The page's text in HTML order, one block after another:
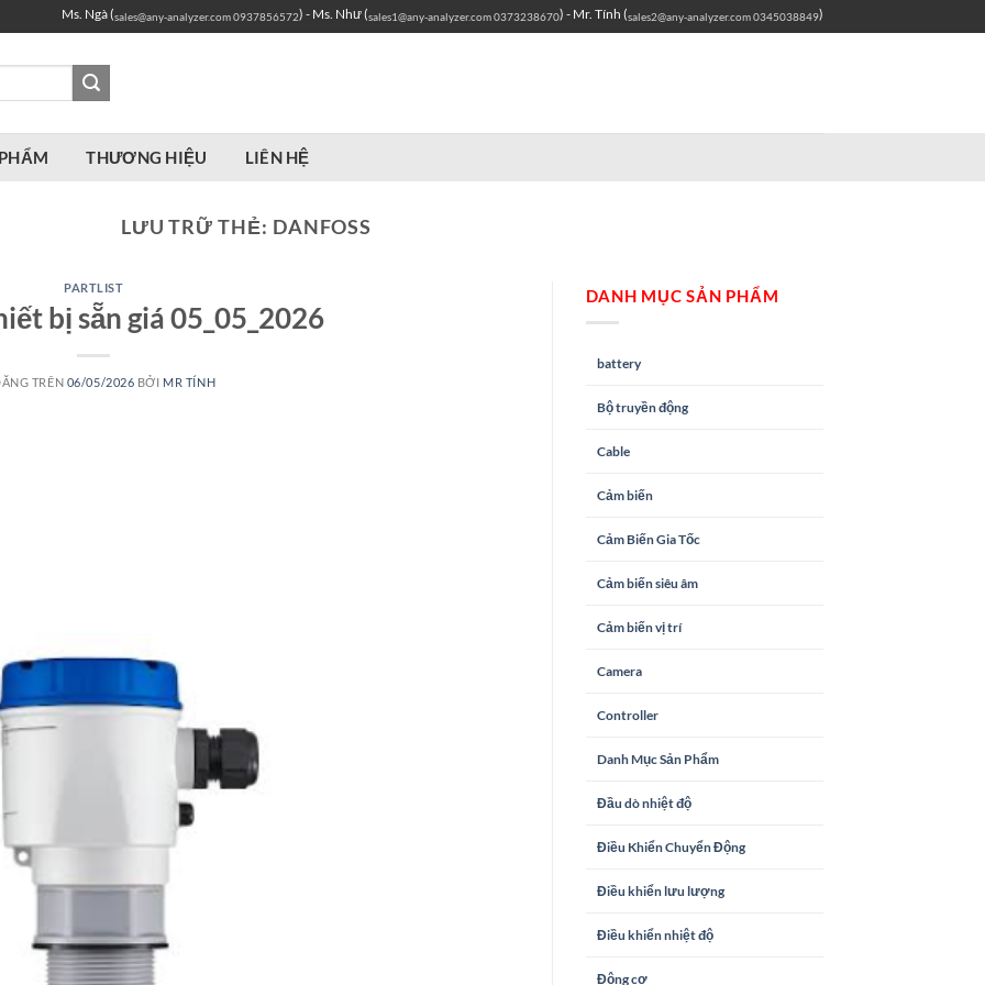
Ms. Ngà (sales@any-analyzer.com0937856572) - Ms. Như (sales1@any-analyzer.com0373238670) - Mr. Tính (sales2@any-analyzer.com0345038849)
THƯƠNG HIỆU LIÊN HỆ
LƯU TRỮ THẺ: DANFOSS
PARTLIST
bị sẵn giá 05_05_2026
TRÊN 06/05/2026 BỞI MR TÍNH
DANH MỤC SẢN PHẨM
battery
Bộ truyền động
Cable
Cảm biến
Cảm Biến Gia Tốc
Cảm biến siêu âm
Cảm biến vị trí
Camera
Controller
Danh Mục Sản Phẩm
Đầu dò nhiệt độ
Điều Khiển Chuyển Động
Điều khiển lưu lượng
Điều khiển nhiệt độ
Động cơ